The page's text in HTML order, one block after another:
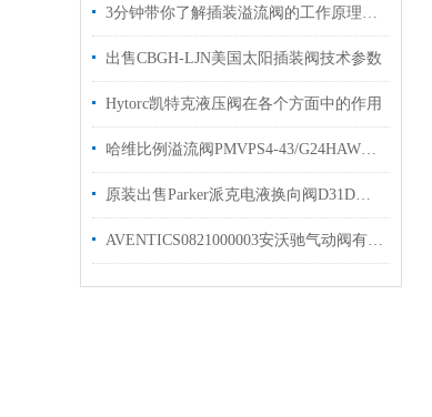
3分钟带你了解插装溢流阀的工作原理和作用
出售CBGH-LJN美国太阳插装阀技术参数
Hytorc凯特克液压阀在各个方面中的作用
哈维比例溢流阀PMVPS4-43/G24HAWE压力阀原装现货
原装出售Parker派克电液换向阀D31DW004C2NJW
AVENTICS0821000003安沃驰气动阀有库存选购指南